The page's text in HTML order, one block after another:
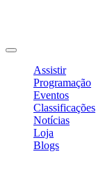
Assistir
Programação
Eventos
Classificações
Notícias
Loja
Blogs